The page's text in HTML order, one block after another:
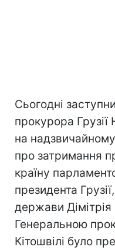
Сьогодні
прокурора Грузії
на
про затримання
країну
президента
держави Дімітрія
Генеральною
Кiтошвілі було